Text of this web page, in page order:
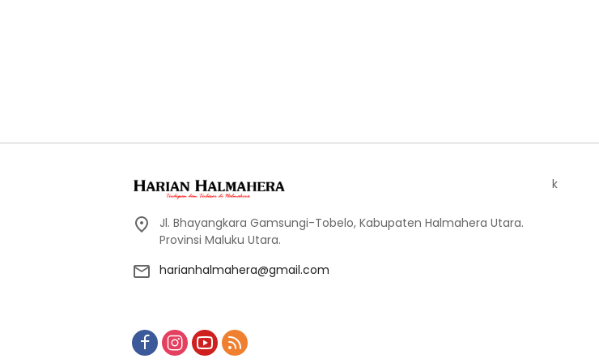
Jl. Bhayangkara Gamsungi-Tobelo, Kabupaten Halmahera Utara.
Provinsi Maluku Utara.
harianhalmahera@gmail.com
k